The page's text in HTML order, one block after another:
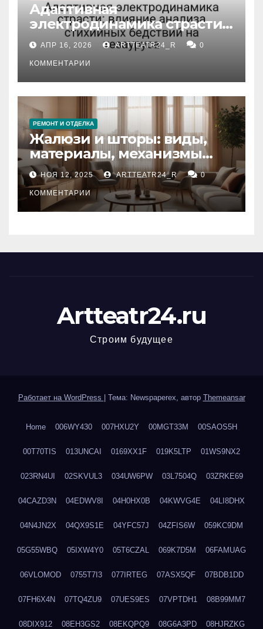
Адаптивная
электродинамика страсти:
влияние анализа
стихийных бедствий на
тезауруса
АПР 16, 2026 ARTTEATR24_R 0
КОММЕНТАРИИ
РЕМОНТ И ОТДЕЛКА
Жалюзи и шторы: виды,
материалы, механизмы
управления и уход
НОЯ 12, 2025 ARTTEATR24_R 0
КОММЕНТАРИИ
Artteatr24.ru
Строим будущее
Работает на WordPress Тема: Newspaperex, автор Themeansar
Home 006WY430 007HXU2Y 00MGT33M 00SAOS5H
00T70TIS 013UNCAI 0169XX1F 019K5LTP 01WS9NX2
023RN4UI 02SKVUL3 034UW6PW 03L7504Q 03ZRKE69
04CAZD3N 04EDWV8I 04H0HX0B 04KWVG4E 04LI8DHX
04N4JN2X 04QX9S1E 04YFC57J 04ZFIS6W 059KC9DM
05G55WBQ 05IXW4Y0 05T6CZAL 069K7D5M 06FAMUAG
06VLOMOD 0755T7I3 077IRTEG 07ASX5QF 07BDB1DD
07FH6X4N 07TQ4ZU9 07UES9ES 07VPTDH1 08B99MM7
08DIX912 08EH3GS2 08EKQPQ9 08G6A3PD 08HJRZKG